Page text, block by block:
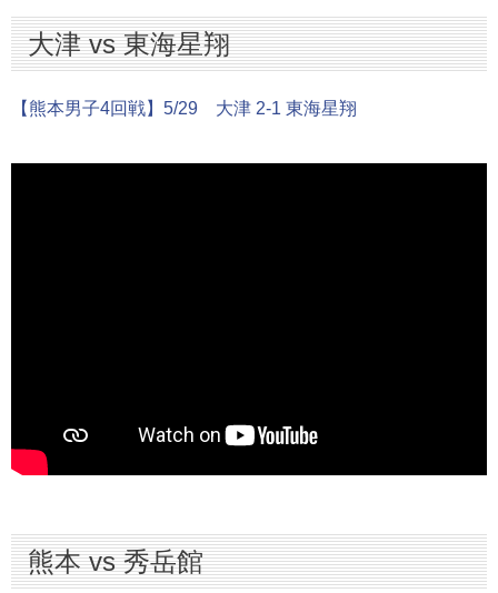
大津 vs 東海星翔
【熊本男子4回戦】5/29 大津 2-1 東海星翔
熊本 vs 秀岳館